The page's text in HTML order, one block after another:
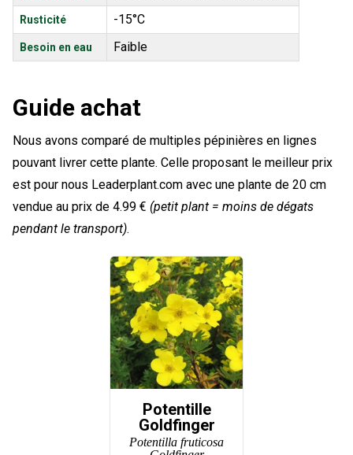
Rusticité -15°C
Besoin en eau Faible
Guide achat
Nous avons comparé de multiples pépinières en lignes
pouvant livrer cette plante. Celle proposant le meilleur prix
est pour nous Leaderplant.com avec une plante de 20 cm
vendue au prix de 4.99 € (petit plant = moins de dégats
pendant le transport).
Potentille
Goldfinger
Potentilla fruticosa